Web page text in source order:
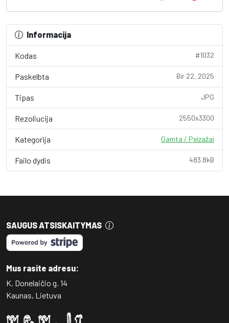
Informacija
Kodas #1032
Paskelbta Bir 22, 2025
Tipas JPG
Rezoliucija 2550x3300
Kategorija Gamta / Peizažai
Failo dydis 483.8kB
SAUGUS ATSISKAITYMAS
Mus rasite adresu:
K. Donelaičio g. 14
Kaunas, Lietuva